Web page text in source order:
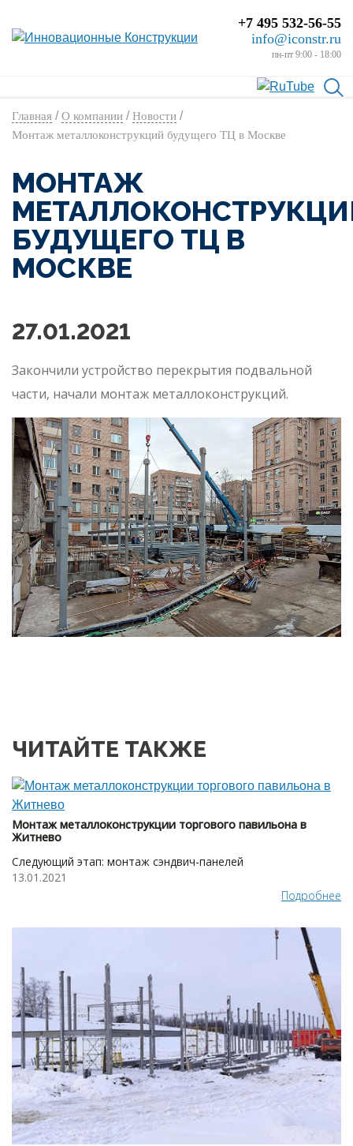
+7 495 532-56-55
info@iconstr.ru
пн-пт 9:00 - 18:00
Главная /О компании /Новости /
Монтаж металлоконструкций будущего ТЦ в Москве
МОНТАЖ
БУДУЩЕГО ТЦ В
МОСКВЕ
27.01.2021
Закончили устройство перекрытия подвальной
части, начали монтаж металлоконструкций.
ЧИТАЙТЕ ТАКЖЕ
Монтаж металлоконструкции торгового павильона в
Житнево
Следующий этап: монтаж сэндвич-панелей
13.01.2021
Подробнее